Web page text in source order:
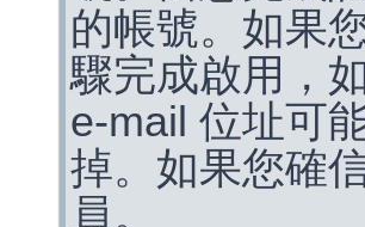
的帳號。如果
驟完成啟用，
e-mail 位址可
掉。如果您確
員。